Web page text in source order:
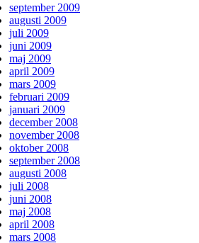
september 2009
augusti 2009
juli 2009
juni 2009
maj 2009
april 2009
mars 2009
februari 2009
januari 2009
december 2008
november 2008
oktober 2008
september 2008
augusti 2008
juli 2008
juni 2008
maj 2008
april 2008
mars 2008